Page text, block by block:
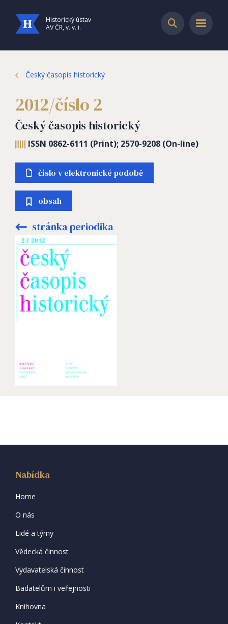
Historický ústav
AV ČR, v. v. i.
Český časopis historický
2012/číslo 2
Český časopis historický
ISSN 0862-6111 (Print); 2570-9208 (On-line)
číslo v elektronické podobě
obsah
stránka periodika
Nabídka
Home
O nás
Lidé a týmy
Vědecká činnost
Vydavatelská činnost
Badatelům i veřejnosti
Knihovna